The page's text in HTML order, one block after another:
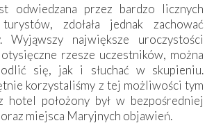
odwiedzana przez bardzo licznych
zdołała jednak zachować
Wyjąwszy największe uroczystości
rzesze uczestników, można
się, jak i słuchać w skupieniu.
korzystaliśmy z tej możliwości tym
hotel położony był w bezpośredniej
miejsca Maryjnych objawień.